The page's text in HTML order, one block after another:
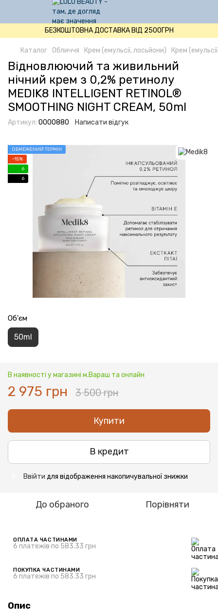
БЕЗКОШТОВНА ДОСТАВКА ВІД 2500ГРН
Каталог Обличчя Крем (емульсії, лосьйони) Крем
Відновлюючий та живильний
нічний крем з 0,2% ретинолу
MEDIK8 INTELLIGENT RETINOL®
SMOOTHING NIGHT CREAM, 50ml
Артикул: 0000880 Написати відгук
ОБМЕЖЕНИЙ ТЕРМІН
−15%
6
6
Об'єм
50ml
В наявності у магазині м.Вараш та онлайн
2 975 грн 3 500 грн
Купити
В кредит
Ввійти для відображення накопичувальної знижки
До обраного Порівняти
ОПЛАТА ЧАСТИНАМИ
6 платежів по 583.33 грн
ПОКУПКА ЧАСТИНАМИ
6 платежів по 583.33 грн
Опис